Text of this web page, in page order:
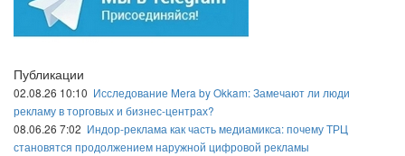
Публикации
02.08.26 10:10 Исследование Mera by Okkam: Замечают ли люди
рекламу в торговых и бизнес-центрах?
08.06.26 7:02 Индор-реклама как часть медиамикса: почему ТРЦ
становятся продолжением наружной цифровой рекламы